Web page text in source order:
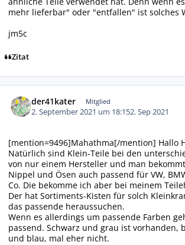
mehr lieferbar" oder "entfallen" ist solches
jm5c
Zitat
der41kater Mitglied
2. September 2021 um 18:152. Sep 2021
[mention=9496]Mahathma[/mention] Hallo
Natürlich sind Klein-Teile bei den
von nur einem Hersteller und man
Nippel und Ösen auch passend für VW,
Co. Die bekomme ich aber bei meinem
Der hat Sortiments-Kisten für solch
das passende heraussuchen.
Wenn es allerdings um passende Farben
passend. Schwarz und grau ist vorhanden,
und blau, mal eher nicht.